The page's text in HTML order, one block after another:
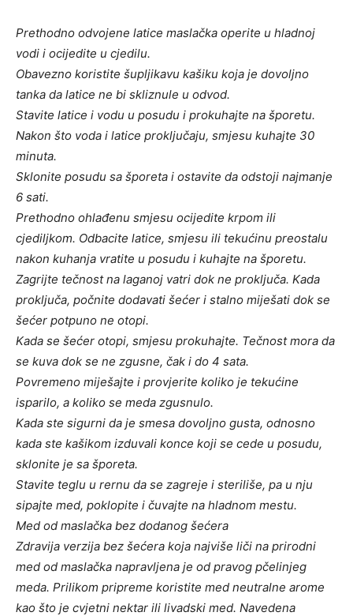
Prethodno odvojene latice maslačka operite u hladnoj
vodi i ocijedite u cjedilu.
Obavezno koristite šupljikavu kašiku koja je dovoljno
tanka da latice ne bi skliznule u odvod.
Stavite latice i vodu u posudu i prokuhajte na šporetu.
Nakon što voda i latice proključaju, smjesu kuhajte 30
minuta.
Sklonite posudu sa šporeta i ostavite da odstoji najmanje
6 sati.
Prethodno ohlađenu smjesu ocijedite krpom ili
cjediljkom. Odbacite latice, smjesu ili tekućinu preostalu
nakon kuhanja vratite u posudu i kuhajte na šporetu.
Zagrijte tečnost na laganoj vatri dok ne proključa. Kada
proključa, počnite dodavati šećer i stalno miješati dok se
šećer potpuno ne otopi.
Kada se šećer otopi, smjesu prokuhajte. Tečnost mora da
se kuva dok se ne zgusne, čak i do 4 sata.
Povremeno miješajte i provjerite koliko je tekućine
isparilo, a koliko se meda zgusnulo.
Kada ste sigurni da je smesa dovoljno gusta, odnosno
kada ste kašikom izduvali konce koji se cede u posudu,
sklonite je sa šporeta.
Stavite teglu u rernu da se zagreje i steriliše, pa u nju
sipajte med, poklopite i čuvajte na hladnom mestu.
Med od maslačka bez dodanog šećera
Zdravija verzija bez šećera koja najviše liči na prirodni
med od maslačka napravljena je od pravog pčelinjeg
meda. Prilikom pripreme koristite med neutralne arome
kao što je cvjetni nektar ili livadski med. Navedena